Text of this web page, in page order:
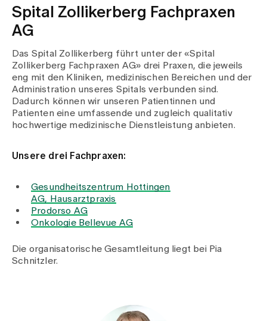
Spital Zollikerberg Fachpraxen
AG
Das Spital Zollikerberg führt unter der «Spital
Zollikerberg Fachpraxen AG» drei Praxen, die jeweils
eng mit den Kliniken, medizinischen Bereichen und der
Administration unseres Spitals verbunden sind.
Dadurch können wir unseren Patientinnen und
Patienten eine umfassende und zugleich qualitativ
hochwertige medizinische Dienstleistung anbieten.
Unsere drei Fachpraxen:
Gesundheitszentrum Hottingen
AG, Hausarztpraxis
Prodorso AG
Onkologie Bellevue AG
Die organisatorische Gesamtleitung liegt bei Pia
Schnitzler.